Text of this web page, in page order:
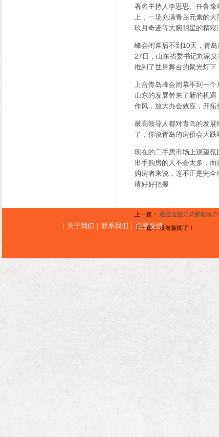
著名主持人李思思、任鲁
上，一场充满青岛元素的
玖月奇迹等大腕明星的精
峰会闭幕后不到10天，青
27日，山东省委书记刘家
推到了世界舞台的聚光灯
上合青岛峰会闭幕不到一
山东的发展带来了新的机
作风，放大办会效应，开
最高领导人都对青岛的发
了，你说青岛的房价会大跌
现在的二手房市场上观望
出手购房的人不会太多，
购房者来说，这不正是完
请好好把握
上一篇： 通过这些方式都能落
下一篇： 没有新闻了！
关于我们 联系我们 |信息反馈 |